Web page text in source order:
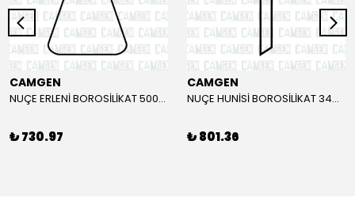
CAMGEN
NUÇE ERLENİ BOROSİLİKAT 500ML
₺ 730.97
CAMGEN
NUÇE HUNİSİ BOROSİLİKAT 34MM
₺ 801.36